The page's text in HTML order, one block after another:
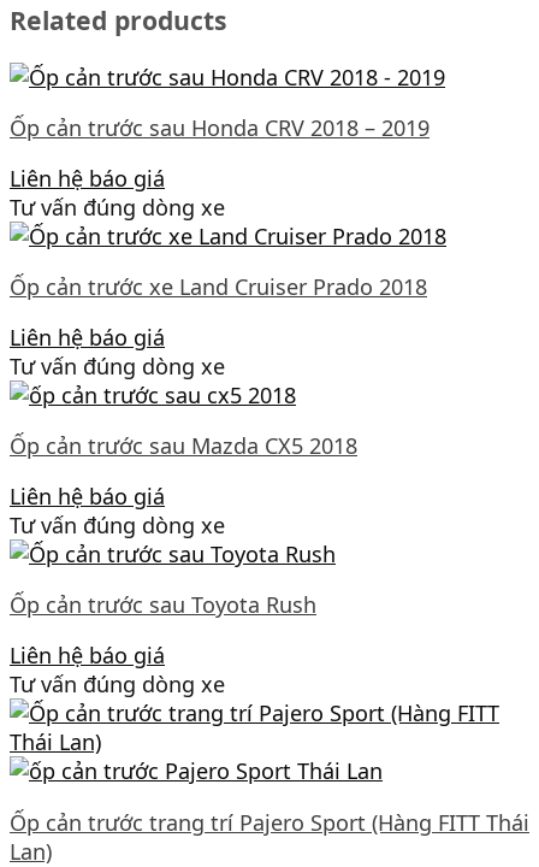
Related products
Ốp cản trước sau Honda CRV 2018 – 2019
Liên hệ báo giá
Tư vấn đúng dòng xe
Ốp cản trước xe Land Cruiser Prado 2018
Liên hệ báo giá
Tư vấn đúng dòng xe
Ốp cản trước sau Mazda CX5 2018
Liên hệ báo giá
Tư vấn đúng dòng xe
Ốp cản trước sau Toyota Rush
Liên hệ báo giá
Tư vấn đúng dòng xe
Ốp cản trước trang trí Pajero Sport (Hàng FITT Thái
Lan)